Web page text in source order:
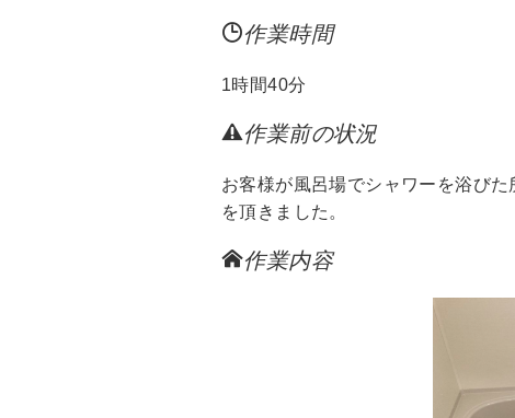
k
作業時間
1時間40分
作業前の状況
お客様が風呂場でシャワーを浴び
を頂きました。
作業内容